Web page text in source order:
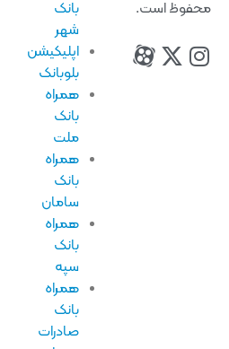
است.
اپلیکیشن
بلوبانک
همراه
همراه
سامان
همراه
همراه
صادرات